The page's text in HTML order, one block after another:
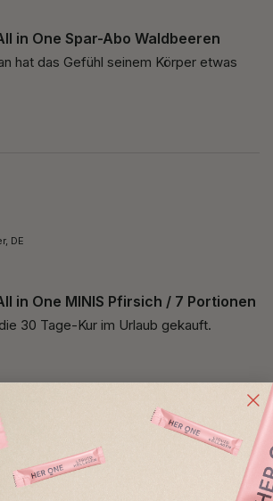
in One Spar-Abo Waldbeeren
hat das Gefühl seinem Körper etwas
DE
in One MINIS Pfirsich / 7 Portionen
30 Tage-Kur im Urlaub gekauft.
DE